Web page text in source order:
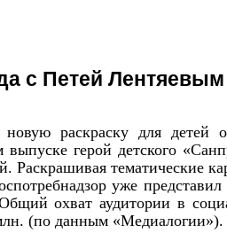
с Петей Лентяевым
новую раскраску для детей
герой детского
Раскрашивая тематические
уже
охват аудитории в
(по данным «Медиалогии»).